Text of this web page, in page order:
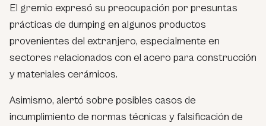
El gremio expresó su preocupación por presuntas
prácticas de dumping en algunos productos
provenientes del extranjero, especialmente en
sectores relacionados con el acero para construcción
y materiales cerámicos.
Asimismo, alertó sobre posibles casos de
incumplimiento de normas técnicas y falsificación de